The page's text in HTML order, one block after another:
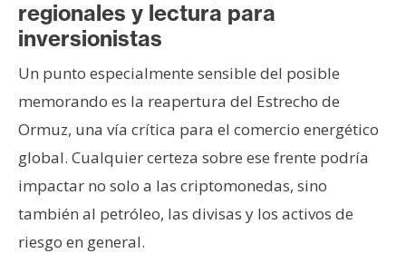
regionales y lectura para
inversionistas
Un punto especialmente sensible del posible
memorando es la reapertura del Estrecho de
Ormuz, una vía crítica para el comercio energético
global. Cualquier certeza sobre ese frente podría
impactar no solo a las criptomonedas, sino
también al petróleo, las divisas y los activos de
riesgo en general.